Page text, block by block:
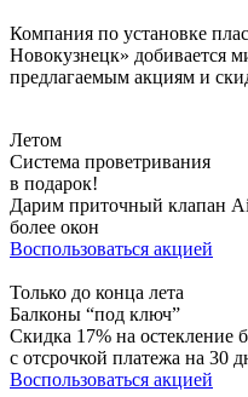
Компания по установке
Новокузнецк» добивается
предлагаемым акциям и
Летом
Система проветривания
в подарок!
Дарим приточный клапан
более окон
Воспользоваться акцией
Только до конца лета
Балконы “под ключ”
Скидка 17% на остекление
с отсрочкой платежа на 30
Воспользоваться акцией